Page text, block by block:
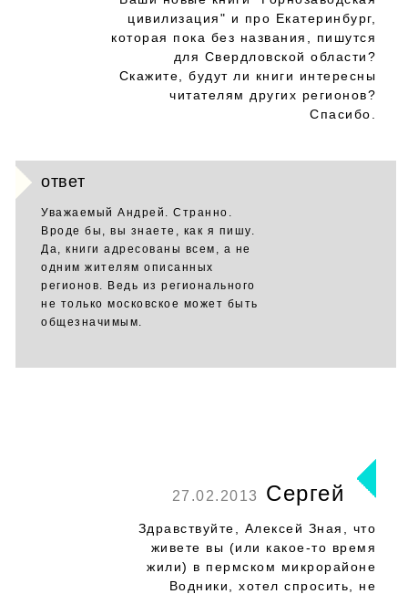
цивилизация" и про Екатеринбург,
которая пока без названия, пишутся
для Свердловской области?
Скажите, будут ли книги интересны
читателям других регионов?
Спасибо.
ответ
Уважаемый Андрей. Странно.
Вроде бы, вы знаете, как я пишу.
Да, книги адресованы всем, а не
одним жителям описанных
регионов. Ведь из регионального
не только московское может быть
общезначимым.
27.02.2013 Сергей
Здравствуйте, Алексей Зная, что
живете вы (или какое-то время
жили) в пермском микрорайоне
Водники, хотел спросить, не